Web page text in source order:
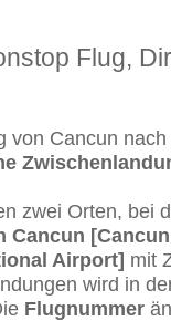
Flug,
von Cancun
zwei Orten, bei
Cancun
Airport] mit
wird in
Flugnummer